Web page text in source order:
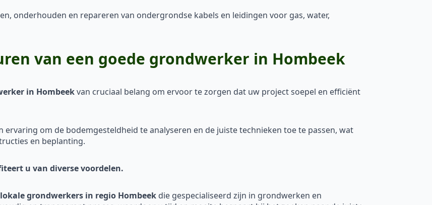
onderhouden en repareren van ondergrondse kabels en leidingen voor gas, water,
van een goede grondwerker in Hombeek
in Hombeekvan cruciaal belang om ervoor te zorgen dat uw project soepel en efficiënt
ervaring om de bodemgesteldheid te analyseren en de juiste technieken toe te passen, wat
en beplanting.
u van diverse voordelen.
lokalegrondwerkers in regio Hombeek die gespecialiseerd zijn in grondwerken en